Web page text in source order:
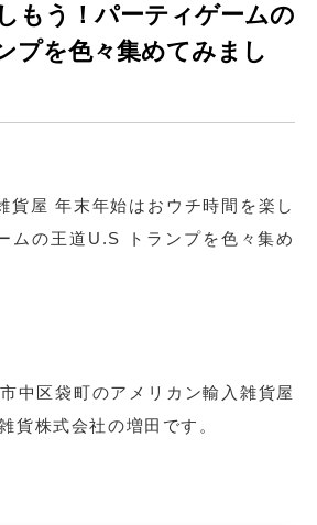
もう！パーティゲームの
プを色々集めてみまし
貨屋 年末年始はおウチ時間を楽し
ムの王道U.S トランプを色々集め
中区袋町のアメリカン輸入雑貨屋
貨株式会社の増田です。